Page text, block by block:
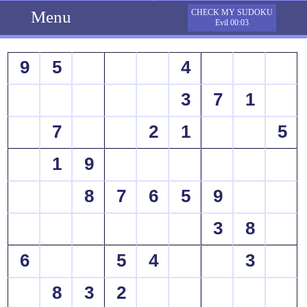
Menu
CHECK MY SUDOKU
Evil 00:03
9 5
4
3
7
1
7
2 1
5
1
9
8
7 6 5
9
3
8
6
5 4
3
8
3
2